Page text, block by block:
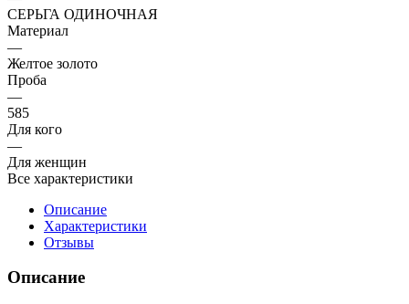
СЕРЬГА ОДИНОЧНАЯ
Материал
—
Желтое золото
Проба
—
585
Для кого
—
Для женщин
Все характеристики
Описание
Характеристики
Отзывы
Описание